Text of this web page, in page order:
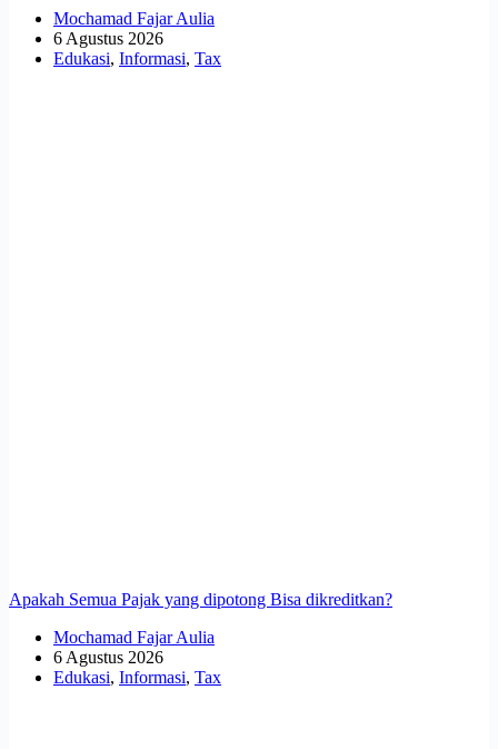
Mochamad Fajar Aulia
6 Agustus 2026
Edukasi, Informasi, Tax
Apakah Semua Pajak yang dipotong Bisa dikreditkan?
Mochamad Fajar Aulia
6 Agustus 2026
Edukasi, Informasi, Tax